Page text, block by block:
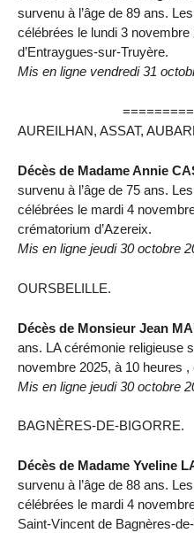
survenu à l’âge de 89 ans.
célébrées le lundi 3 novembre
d’Entraygues-sur-Truyère.
Mis en ligne vendredi 31
AUREILHAN, ASSAT,
Décès de Madame Annie
survenu à l’âge de 75 ans.
célébrées le mardi 4
crématorium d’Azereix.
Mis en ligne jeudi 30 octobre
OURSBELILLE.
Décès de Monsieur Jean
ans. LA cérémonie religieuse
novembre 2025, à 10 heures ,
Mis en ligne jeudi 30 octobre
BAGNÈRES-DE-BIGORRE.
Décès de Madame Yveline
survenu à l’âge de 88 ans.
célébrées le mardi 4
Saint-Vincent de Bagnères-